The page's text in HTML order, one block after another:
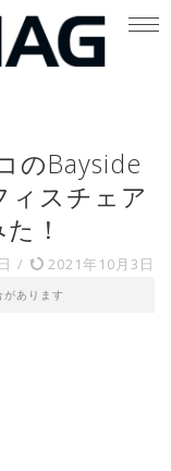
のBayside
スチェア
！
/ 2021年10月3日
があります